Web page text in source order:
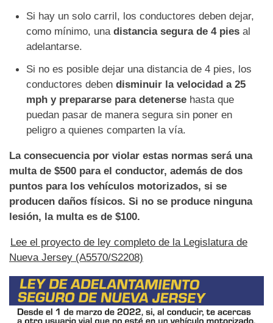
Si hay un solo carril, los conductores deben dejar,
como mínimo, una distancia segura de 4 piesal
adelantarse.
Si no es posible dejar una distancia de 4 pies, los
conductores deben disminuir la velocidad a 25
mph y prepararse para detenersehasta que
puedan pasar de manera segura sin poner en
peligro a quienes comparten la vía.
La consecuencia por violar estas normas será una
multa de $500 para el conductor, además de dos
puntos para los vehículos motorizados, si se
producen daños físicos. Si no se produce ninguna
lesión, la multa es de $100.
Lee el proyecto de ley completo de la Legislatura de
Nueva Jersey (A5570/S2208)